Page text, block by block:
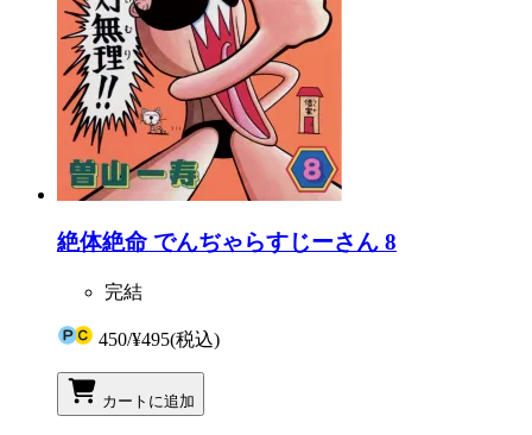
絶体絶命 でんぢゃらすじーさん 8
完結
450/¥495(税込)
カートに追加